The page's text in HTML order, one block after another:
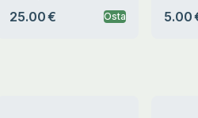
Альбом открыток
25.00 € Osta 5.00